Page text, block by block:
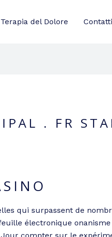
Terapia del Dolore Contatti
. FR
qui surpassent de
électronique